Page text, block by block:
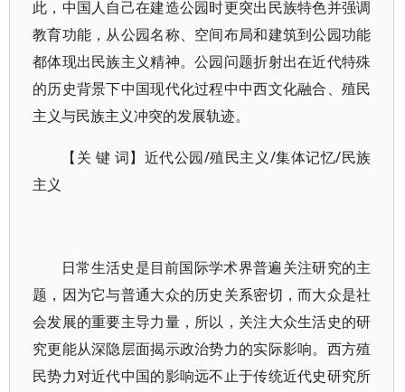
此，中国人自己在建造公园时更突出民族特色并强调
教育功能，从公园名称、空间布局和建筑到公园功能
都体现出民族主义精神。公园问题折射出在近代特殊
的历史背景下中国现代化过程中中西文化融合、殖民
主义与民族主义冲突的发展轨迹。
【关 键 词】近代公园/殖民主义/集体记忆/民族
主义
日常生活史是目前国际学术界普遍关注研究的主
题，因为它与普通大众的历史关系密切，而大众是社
会发展的重要主导力量，所以，关注大众生活史的研
究更能从深隐层面揭示政治势力的实际影响。西方殖
民势力对近代中国的影响远不止于传统近代史研究所